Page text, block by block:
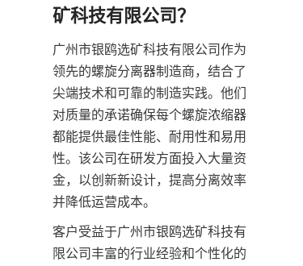
矿科技有限公司？
广州市银鸥选矿科技有限公司作为
领先的螺旋分离器制造商，结合了
尖端技术和可靠的制造实践。他们
对质量的承诺确保每个螺旋浓缩器
都能提供最佳性能、耐用性和易用
性。该公司在研发方面投入大量资
金，以创新新设计，提高分离效率
并降低运营成本。
客户受益于广州市银鸥选矿科技有
限公司丰富的行业经验和个性化的